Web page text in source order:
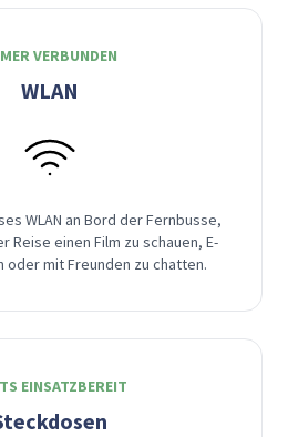
VERBUNDEN
WLAN
WLAN an Bord der Fernbusse,
Reise einen Film zu schauen, E-
oder mit Freunden zu chatten.
EINSATZBEREIT